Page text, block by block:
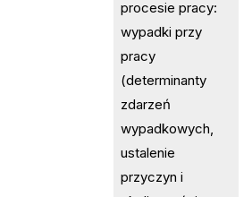
procesie pracy:
wypadki przy
pracy
(determinanty
zdarzeń
wypadkowych,
ustalenie
przyczyn i